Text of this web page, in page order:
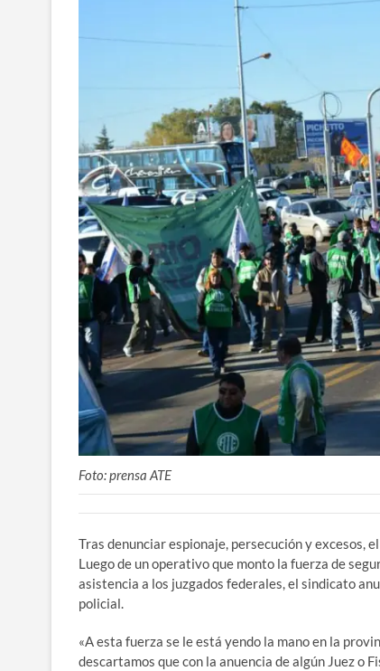
Foto: prensa ATE
Tras denunciar espionaje, persecución y excesos,
Luego de un operativo que monto la fuerza de
asistencia a los juzgados federales, el sindicato
policial.
«A esta fuerza se le está yendo la mano en la
descartamos que con la anuencia de algún Juez o